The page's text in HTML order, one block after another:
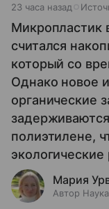
23 часа назад
Микропластик
считался
который со
Однако новое
органические
полиэтилене,
экологические
Мария
Автор